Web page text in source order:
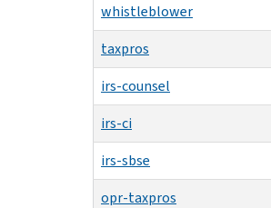
whistleblower
taxpros
irs-counsel
irs-ci
irs-sbse
opr-taxpros